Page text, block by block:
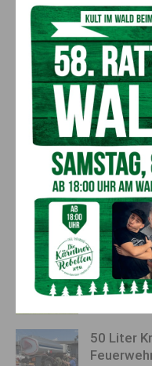
(C)
Vorheriger Artikel
Grenzüberschreitende
Feuerwehrübung in
Kirchtag
Aktuell 6.
50 Liter